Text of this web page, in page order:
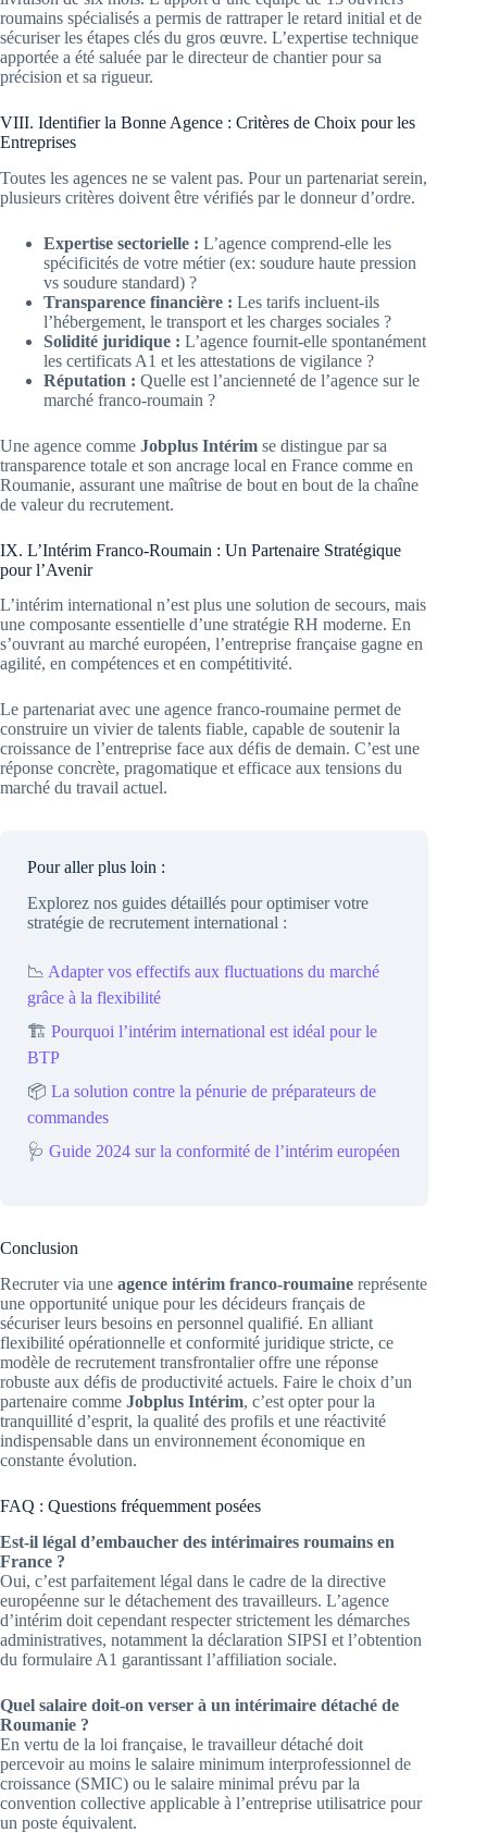
roumains spécialisés a permis de rattraper le retard initial et de
sécuriser les étapes clés du gros œuvre. L’expertise technique
apportée a été saluée par le directeur de chantier pour sa
précision et sa rigueur.
VIII. Identifier la Bonne Agence : Critères de Choix pour les
Entreprises
Toutes les agences ne se valent pas. Pour un partenariat serein,
plusieurs critères doivent être vérifiés par le donneur d’ordre.
Expertise sectorielle : L’agence comprend-elle les
spécificités de votre métier (ex: soudure haute pression
vs soudure standard) ?
Transparence financière : Les tarifs incluent-ils
l’hébergement, le transport et les charges sociales ?
Solidité juridique : L’agence fournit-elle spontanément
les certificats A1 et les attestations de vigilance ?
Réputation : Quelle est l’ancienneté de l’agence sur le
marché franco-roumain ?
Une agence comme Jobplus Intérim se distingue par sa
transparence totale et son ancrage local en France comme en
Roumanie, assurant une maîtrise de bout en bout de la chaîne
de valeur du recrutement.
IX. L’Intérim Franco-Roumain : Un Partenaire Stratégique
pour l’Avenir
L’intérim international n’est plus une solution de secours, mais
une composante essentielle d’une stratégie RH moderne. En
s’ouvrant au marché européen, l’entreprise française gagne en
agilité, en compétences et en compétitivité.
Le partenariat avec une agence franco-roumaine permet de
construire un vivier de talents fiable, capable de soutenir la
croissance de l’entreprise face aux défis de demain. C’est une
réponse concrète, pragomatique et efficace aux tensions du
marché du travail actuel.
Pour aller plus loin :
Explorez nos guides détaillés pour optimiser votre
stratégie de recrutement international :
📉 Adapter vos effectifs aux fluctuations du marché
grâce à la flexibilité
🏗️ Pourquoi l’intérim international est idéal pour le
BTP
📦 La solution contre la pénurie de préparateurs de
commandes
🩺 Guide 2024 sur la conformité de l’intérim européen
Conclusion
Recruter via une agence intérim franco-roumaine représente
une opportunité unique pour les décideurs français de
sécuriser leurs besoins en personnel qualifié. En alliant
flexibilité opérationnelle et conformité juridique stricte, ce
modèle de recrutement transfrontalier offre une réponse
robuste aux défis de productivité actuels. Faire le choix d’un
partenaire comme Jobplus Intérim, c’est opter pour la
tranquillité d’esprit, la qualité des profils et une réactivité
indispensable dans un environnement économique en
constante évolution.
FAQ : Questions fréquemment posées
Est-il légal d’embaucher des intérimaires roumains en
France ?
Oui, c’est parfaitement légal dans le cadre de la directive
européenne sur le détachement des travailleurs. L’agence
d’intérim doit cependant respecter strictement les démarches
administratives, notamment la déclaration SIPSI et l’obtention
du formulaire A1 garantissant l’affiliation sociale.
Quel salaire doit-on verser à un intérimaire détaché de
Roumanie ?
En vertu de la loi française, le travailleur détaché doit
percevoir au moins le salaire minimum interprofessionnel de
croissance (SMIC) ou le salaire minimal prévu par la
convention collective applicable à l’entreprise utilisatrice pour
un poste équivalent.